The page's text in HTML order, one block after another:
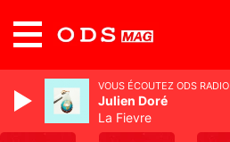
VOUS ÉCOUTEZ ODS RADIO
Julien Doré
La Fievre